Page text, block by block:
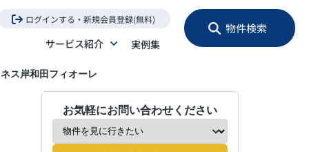
ログインする・新規会員登録(無料)
サービス紹介 実例集
物件検索
ス岸和田フィオーレ
お気軽にお問い合わせください